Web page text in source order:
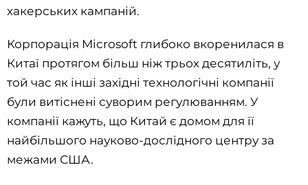
хакерських кампаній.
Корпорація Microsoft глибоко вкоренилася в
Китаї протягом більш ніж трьох десятиліть, у
той час як інші західні технологічні компанії
були витіснені суворим регулюванням. У
компанії кажуть, що Китай є домом для її
найбільшого науково-дослідного центру за
межами США.